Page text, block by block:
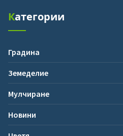
Категории
Градина
Земеделие
Мулчиране
Новини